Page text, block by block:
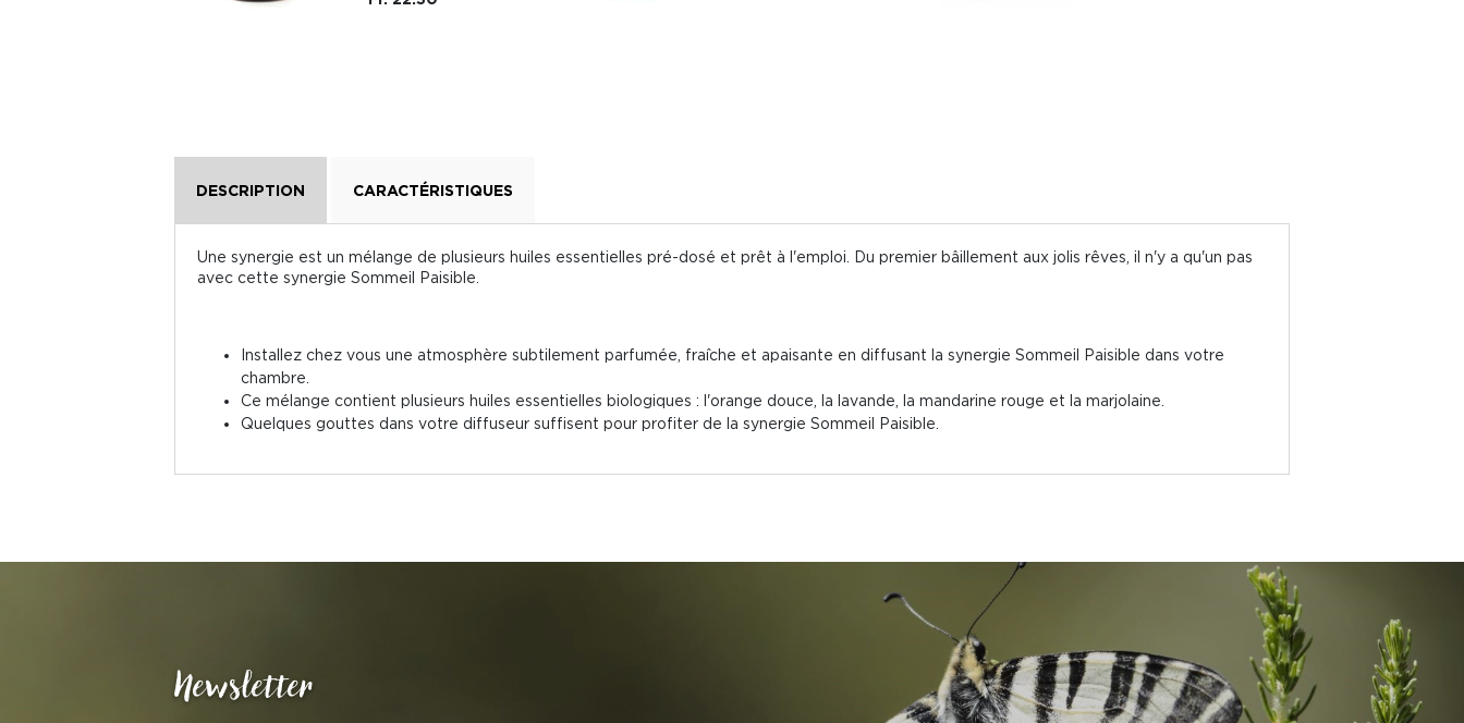
DESCRIPTION CARACTÉRISTIQUES
Une synergie est un mélange de plusieurs huiles essentielles pré-dosé et prêt à l'emploi. Du premier bâillement aux jolis rêves, il n'y a qu'un pas
avec cette synergie Sommeil Paisible.
Installez chez vous une atmosphère subtilement parfumée, fraîche et apaisante en diffusant la synergie Sommeil Paisible dans votre
chambre.
Ce mélange contient plusieurs huiles essentielles biologiques : l'orange douce, la lavande, la mandarine rouge et la marjolaine.
Quelques gouttes dans votre diffuseur suffisent pour profiter de la synergie Sommeil Paisible.
Newsletter